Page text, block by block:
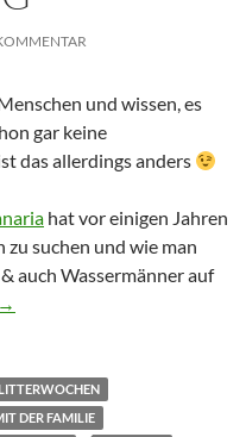
und wissen, es
gar keine
das allerdings anders
hat vor einigen Jahren
zu suchen und wie man
auch Wassermänner auf
– Wassermann –
→
DER FAMILIE